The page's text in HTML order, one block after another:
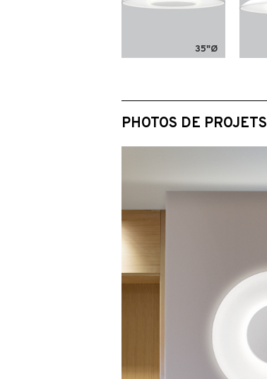
35"Ø
PHOTOS DE PROJETS